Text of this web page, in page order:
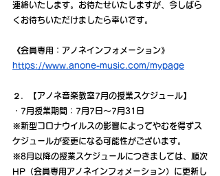
連絡いたします。お待たせいたしますが、今しばら
くお待ちいただけましたら幸いです。
《会員専用：アノネインフォメーション》
https://www.anone-music.com/mypage
２．【アノネ音楽教室7月の授業スケジュール】
・7月授業期間：7月7日～7月31日
※新型コロナウイルスの影響によってやむを得ずス
ケジュールが変更になる可能性がございます。
※8月以降の授業スケジュールにつきましては、順次
HP（会員専用アノネインフォメーション）に更新し